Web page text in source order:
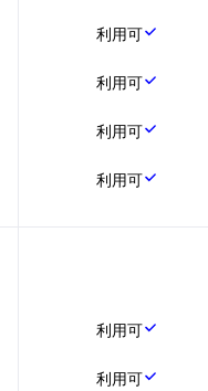
利用可
利用可
利用可
利用可
利用可
利用可